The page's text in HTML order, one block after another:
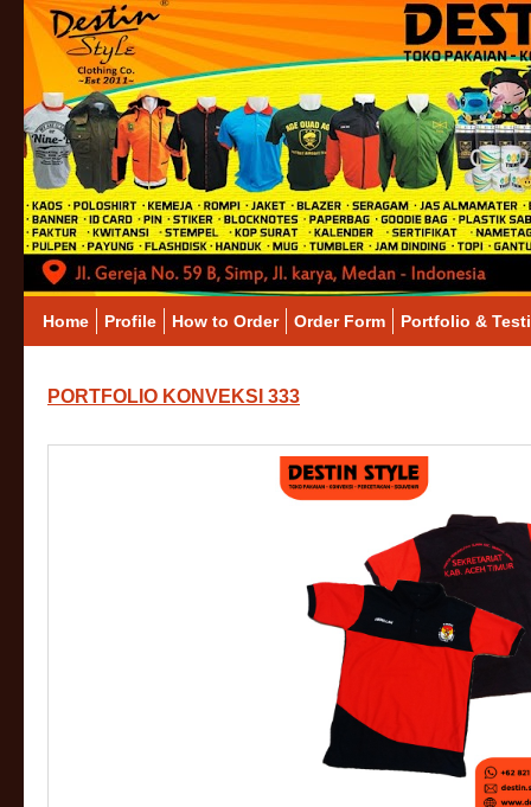
Home Profile How to Order Order Form Portfolio &
PORTFOLIO KONVEKSI 333